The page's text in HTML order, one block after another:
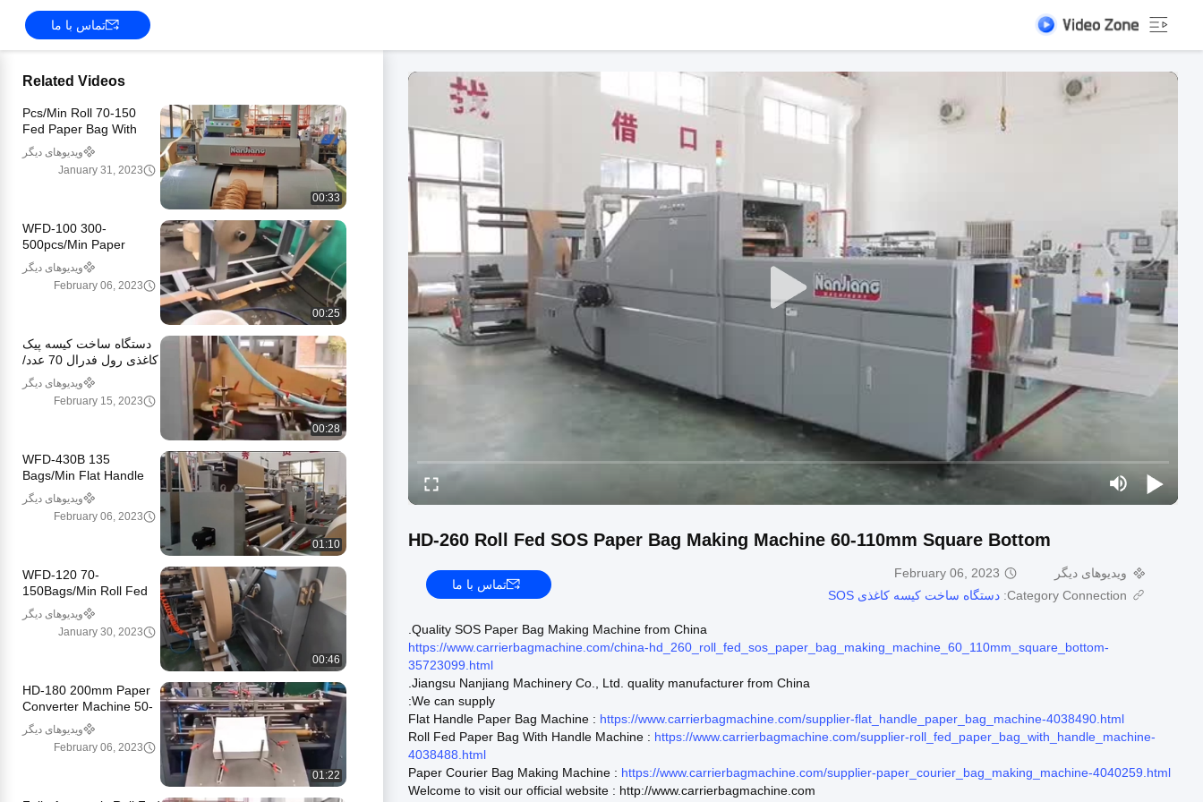
تماس با ما
HD-260 Roll Fed SOS Paper Bag Making Machine 60-110mm Square Bottom
ویدیوهای دیگر
February 06, 2023
Category Connection: دستگاه ساخت کیسه کاغذی SOS
تماس با ما
Quality SOS Paper Bag Making Machine from China.
https://www.carrierbagmachine.com/china-hd_260_roll_fed_sos_paper_bag_making_machine_60_110mm_square_bottom-
35723099.html
Jiangsu Nanjiang Machinery Co., Ltd. quality manufacturer from China.
We can supply:
Flat Handle Paper Bag Machine : https://www.carrierbagmachine.com/supplier-flat_handle_paper_bag_machine-4038490.html
Roll Fed Paper Bag With Handle Machine : https://www.carrierbagmachine.com/supplier-roll_fed_paper_bag_with_handle_machine-
4038488.html
Paper Courier Bag Making Machine : https://www.carrierbagmachine.com/supplier-paper_courier_bag_making_machine-4040259.html
Welcome to visit our official website : http://www.carrierbagmachine.com
Related Videos
00:33
70-150 Pcs/Min Roll
Fed Paper Bag With
Handle Machine
Automatic WFD-330
ویدیوهای دیگر
January 31, 2023
00:25
WFD-100 300-
500pcs/Min Paper
Handle Making Machine
3-5mm High Speed
ویدیوهای دیگر
February 06, 2023
00:28
دستگاه ساخت کیسه پیک
کاغذی رول فدرال 70 عدد/
دقیقه، دستگاه ساخت
کیسه پستی 80-250 میلی
ویدیوهای دیگر
February 15, 2023
01:10
WFD-430B 135
Bags/Min Flat Handle
Paper Bag Machine 80-
200mm Roll Fed
Square Bottom
ویدیوهای دیگر
February 06, 2023
00:46
WFD-120 70-
150Bags/Min Roll Fed
Food Paper Bag Making
Machine Twisted
Handle Fully Automatic
ویدیوهای دیگر
January 30, 2023
01:22
HD-180 200mm Paper
Converter Machine 50-
90pcs/Min Sheet Fed
Square Bottom Paper
Bag Machine
ویدیوهای دیگر
February 06, 2023